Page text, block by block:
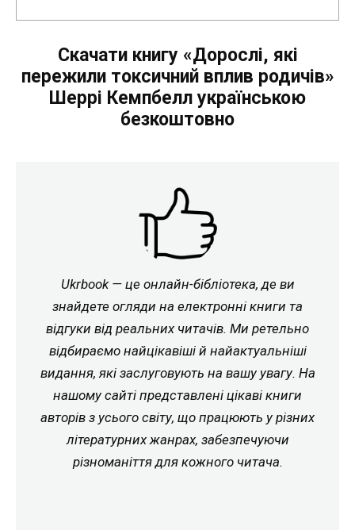
Скачати книгу «Дорослі, які
пережили токсичний вплив родичів»
Шеррі Кемпбелл українською
безкоштовно
Ukrbook — це онлайн-бібліотека, де ви
знайдете огляди на електронні книги та
відгуки від реальних читачів. Ми ретельно
відбираємо найцікавіші й найактуальніші
видання, які заслуговують на вашу увагу. На
нашому сайті представлені цікаві книги
авторів з усього світу, що працюють у різних
літературних жанрах, забезпечуючи
різноманіття для кожного читача.